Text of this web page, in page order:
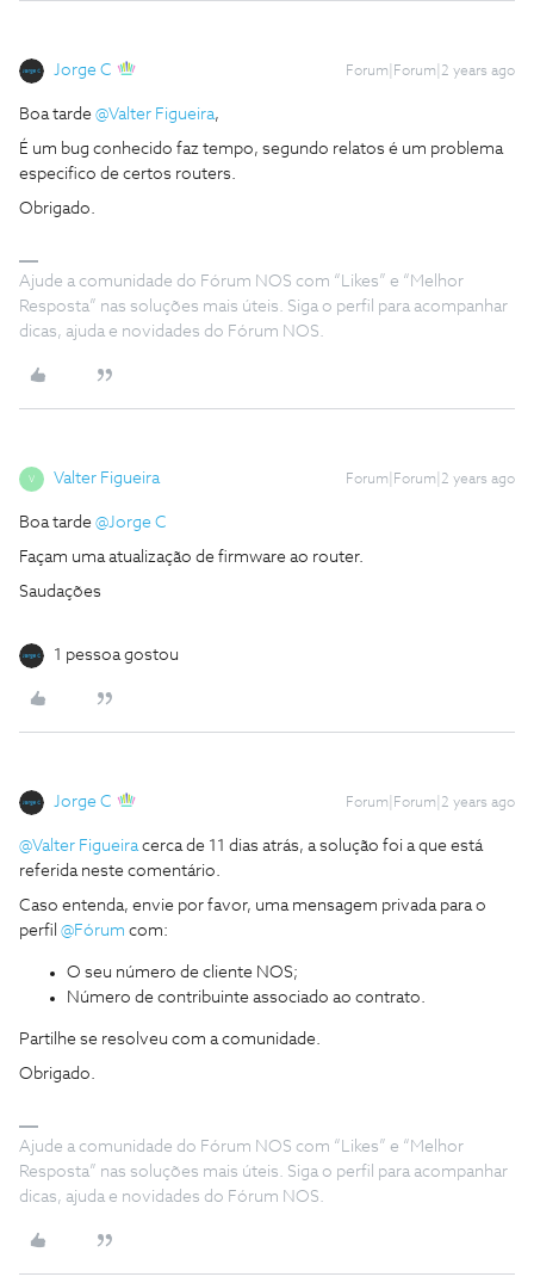
Jorge C Forum|Forum|2 years ago
Boa tarde @Valter Figueira,
É um bug conhecido faz tempo, segundo relatos é um problema
especifico de certos routers.
Obrigado.
Ajude a comunidade do Fórum NOS com “Likes” e “Melhor
Resposta” nas soluções mais úteis. Siga o perfil para acompanhar
dicas, ajuda e novidades do Fórum NOS.
V Valter Figueira Forum|Forum|2 years ago
Boa tarde @Jorge C
Façam uma atualização de firmware ao router.
Saudações
1 pessoa gostou
Jorge C Forum|Forum|2 years ago
@Valter Figueiracerca de 11 dias atrás, a solução foi a que está
referida neste comentário.
Caso entenda, envie por favor, uma mensagem privada para o
perfil @Fórum com:
O seu número de cliente NOS;
Número de contribuinte associado ao contrato.
Partilhe se resolveu com a comunidade.
Obrigado.
Ajude a comunidade do Fórum NOS com “Likes” e “Melhor
Resposta” nas soluções mais úteis. Siga o perfil para acompanhar
dicas, ajuda e novidades do Fórum NOS.